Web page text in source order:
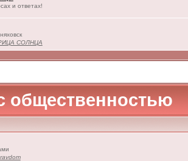
и ответах!
СОЛНЦА
общественностью